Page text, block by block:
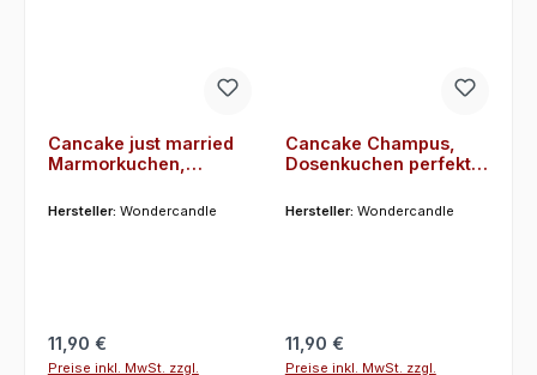
Cancake just married
Marmorkuchen,
für die Flitterwochen
Hersteller: Wondercandle
Regulärer Preis:
11,90 €
Preise inkl. MwSt. zzgl.
Cancake Champus,
Dosenkuchen perfekt
unterwegs
Hersteller: Wondercandle
Regulärer Preis:
11,90 €
Preise inkl. MwSt. zzgl.